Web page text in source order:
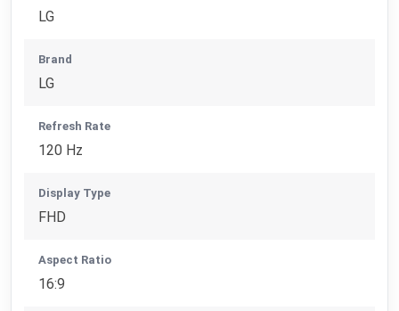
LG
Brand
LG
Refresh Rate
120 Hz
Display Type
FHD
Aspect Ratio
16:9